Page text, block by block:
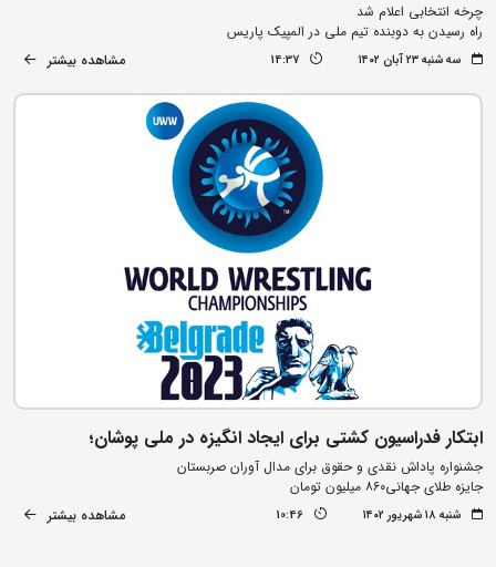
چرخه انتخابی اعلام شد
راه رسیدن به دوبنده تیم ملی در المپیک پاریس
سه شنبه ۲۳ آبان ۱۴۰۲ 14:37 مشاهده بیشتر
ابتکار فدراسیون کشتی برای ایجاد انگیزه در ملی پوشان؛
جشنواره پاداش نقدی و حقوق برای مدال آوران صربستان
جایزه طلای جهانی۸۶۰ میلیون تومان
شنبه ۱۸ شهریور ۱۴۰۲ 10:46 مشاهده بیشتر